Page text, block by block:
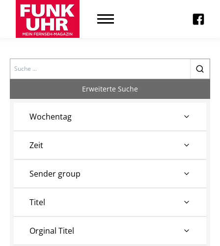
Search
Erweiterte Suche
Wochentag
Zeit
Sender group
Titel
Orginal Titel